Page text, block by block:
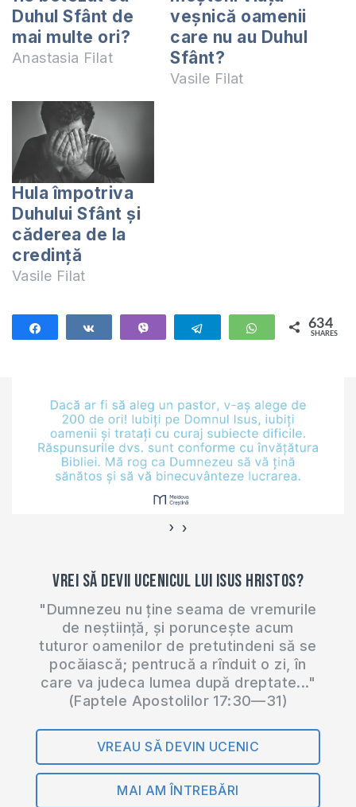
Duhul Sfânt de
mai multe ori?
Anastasia Filat
veșnică oamenii
care nu au Duhul
Sfânt?
Vasile Filat
Hula împotriva
Duhului Sfânt și
căderea de la
credință
Vasile Filat
Telegram WhatsApp
634
SHARES
‹ ›
Vrei să devii ucenicul lui Isus Hristos?
"Dumnezeu nu ține seama de vremurile
de neștiință, și poruncește acum
tuturor oamenilor de pretutindeni să se
pocăiască; pentrucă a rînduit o zi, în
care va judeca lumea după dreptate..."
(Faptele Apostolilor 17:30—31)
VREAU SĂ DEVIN UCENIC
MAI AM ÎNTREBĂRI